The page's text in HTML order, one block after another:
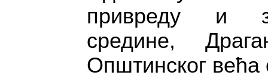
привреду и
средине,
Општинског